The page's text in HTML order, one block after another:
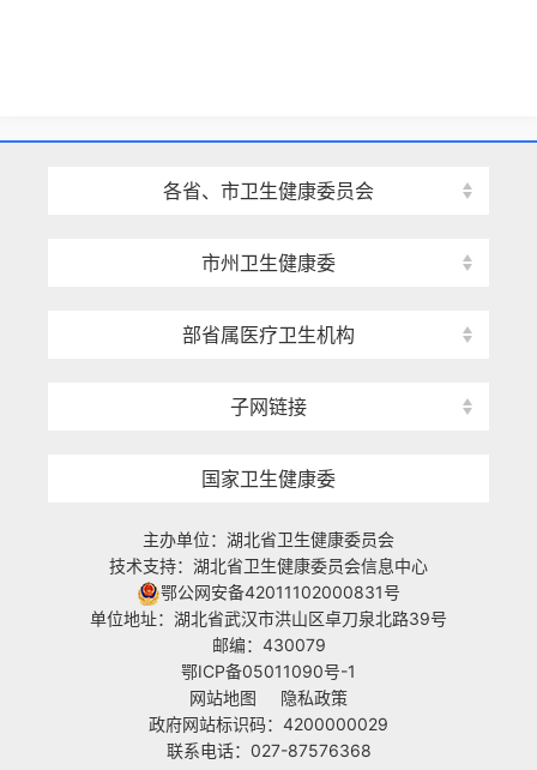
各省、市卫生健康委员会
市州卫生健康委
部省属医疗卫生机构
子网链接
国家卫生健康委
主办单位：湖北省卫生健康委员会
技术支持：湖北省卫生健康委员会信息中心
鄂公网安备42011102000831号
单位地址：湖北省武汉市洪山区卓刀泉北路39号
邮编：430079
鄂ICP备05011090号-1
网站地图
隐私政策
政府网站标识码：4200000029
联系电话：027-87576368